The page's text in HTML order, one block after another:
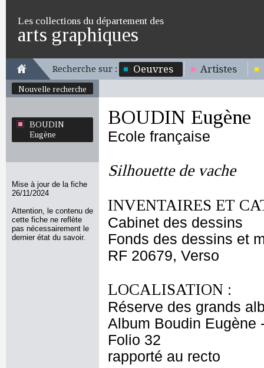
Les collections du département des
arts graphiques
Recherche sur : Oeuvres Artistes
Nouvelle recherche
BOUDIN
Eugène
Mise à jour de la fiche
26/11/2024
Attention, le contenu de
cette fiche ne reflète
pas nécessairement le
dernier état du savoir.
BOUDIN Eugène
Ecole française
Silhouette de vache
INVENTAIRES ET
Cabinet des dessins
Fonds des dessins et
RF 20679, Verso
LOCALISATION :
Réserve des grands
Album Boudin Eugène
Folio 32
rapporté au recto